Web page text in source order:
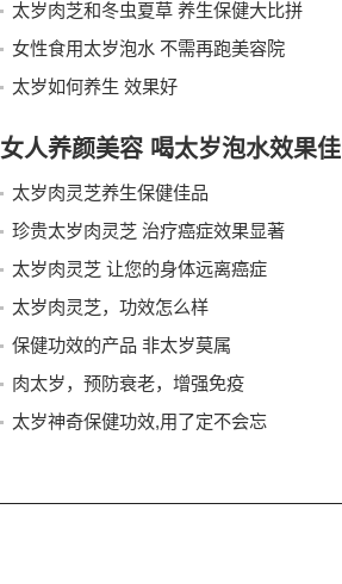
太岁肉芝和冬虫夏草 养生保健大比拼
女性食用太岁泡水 不需再跑美容院
太岁如何养生 效果好
女人养颜美容 喝太岁泡水效果佳
太岁肉灵芝养生保健佳品
珍贵太岁肉灵芝 治疗癌症效果显著
太岁肉灵芝 让您的身体远离癌症
太岁肉灵芝，功效怎么样
保健功效的产品 非太岁莫属
肉太岁，预防衰老，增强免疫
太岁神奇保健功效,用了定不会忘